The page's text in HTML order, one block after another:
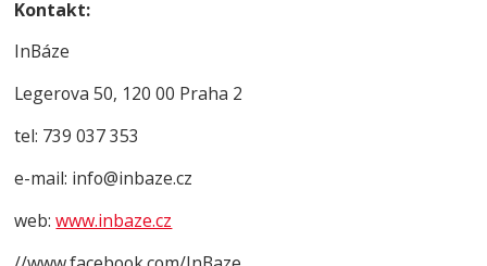
Kontakt:
InBáze
Legerova 50, 120 00 Praha 2
tel: 739 037 353
e-mail: info@inbaze.cz
web:www.inbaze.cz